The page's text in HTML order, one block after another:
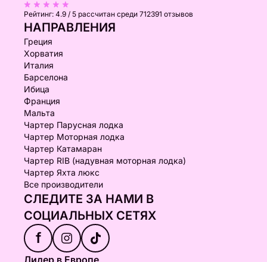
Рейтинг: 4.9 / 5 рассчитан среди 712391 отзывов
НАПРАВЛЕНИЯ
Греция
Хорватия
Италия
Барселона
Ибица
Франция
Мальта
Чартер Парусная лодка
Чартер Моторная лодка
Чартер Катамаран
Чартер RIB (надувная моторная лодка)
Чартер Яхта люкс
Все производители
СЛЕДИТЕ ЗА НАМИ В
СОЦИАЛЬНЫХ СЕТЯХ
f
Лидер в Европе